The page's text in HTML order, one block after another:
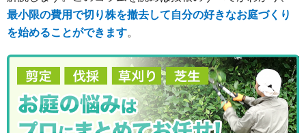
最小限の費用で切り株を撤去して自分の好きなお庭づくり
を始めることができます。